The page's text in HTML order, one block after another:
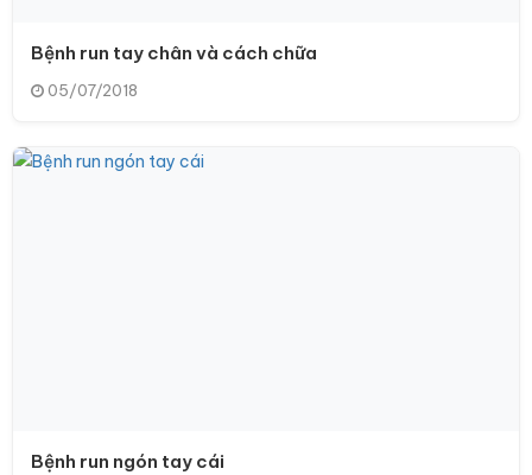
Bệnh run tay chân và cách chữa
05/07/2018
Bệnh run ngón tay cái